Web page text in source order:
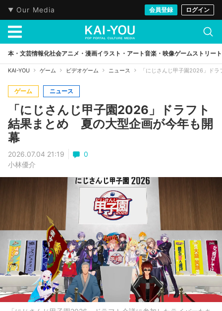
Our Media 会員登録 ログイン
本・文芸情報化社会アニメ・漫画イラスト・アート音楽・映像ゲームストリート
KAI-YOU ゲーム ビデオゲーム ニュース 「にじさんじ甲子園2026」ド
ゲーム ニュース
「にじさんじ甲子園2026」ドラフト
結果まとめ 夏の大型企画が今年も開
幕
2026.07.04 21:19
0
小林優介